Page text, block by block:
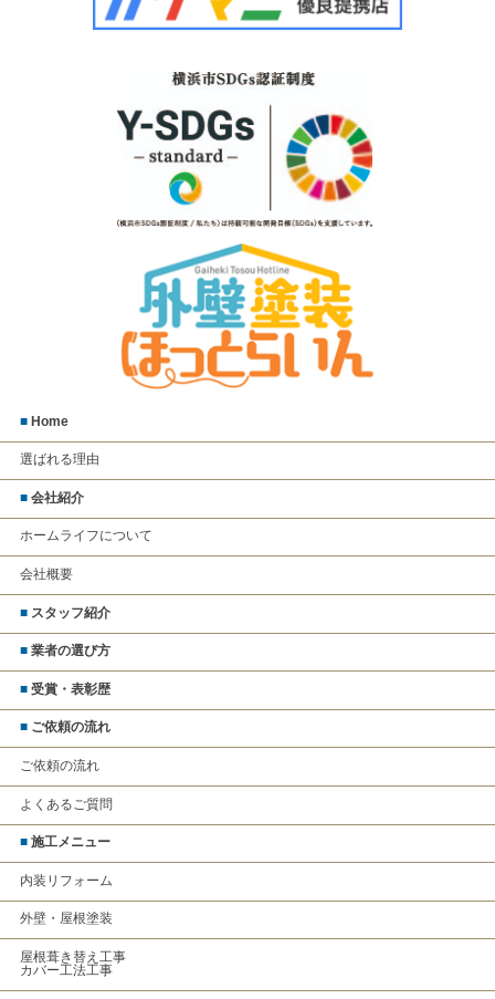
■ Home
選ばれる理由
■ 会社紹介
ホームライフについて
会社概要
■ スタッフ紹介
■ 業者の選び方
■ 受賞・表彰歴
■ ご依頼の流れ
ご依頼の流れ
よくあるご質問
■ 施工メニュー
内装リフォーム
外壁・屋根塗装
屋根葺き替え工事
カバー工法工事